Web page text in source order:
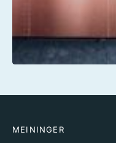
MEININGER